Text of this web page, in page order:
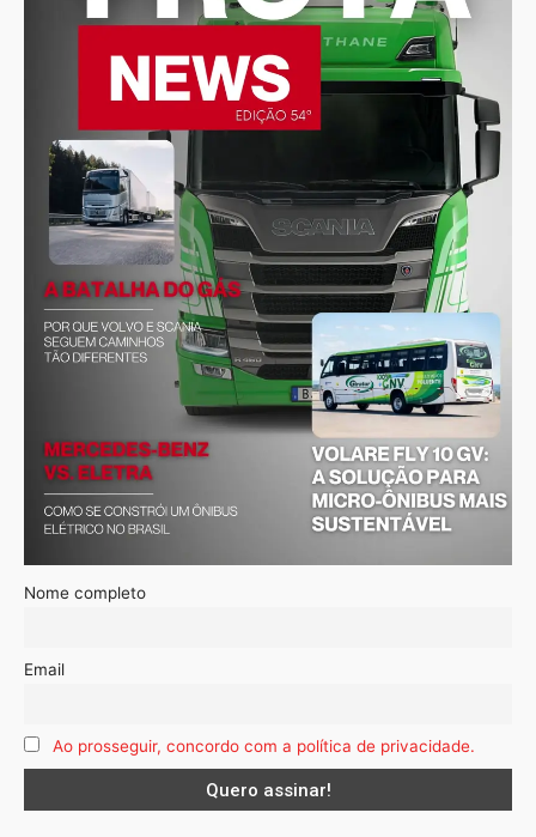
Nome completo
Email
Ao prosseguir, concordo com a política de privacidade.